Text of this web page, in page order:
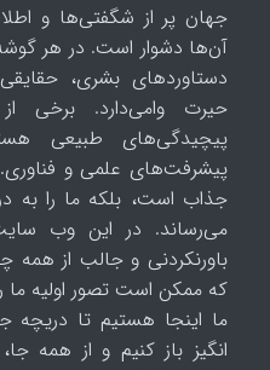
جهان پر از شگفتی‌ها و
آن‌ها دشوار است. در هر
دستاوردهای بشری،
حیرت وامی‌دارد. برخی
پیچیدگی‌های طبیعی
پیشرفت‌های علمی و فناوری.
جذاب است، بلکه ما را به
می‌رساند. در این وب
باورنکردنی و جالب از
که ممکن است تصور اولیه
ما اینجا هستیم تا
انگیز باز کنیم و از همه